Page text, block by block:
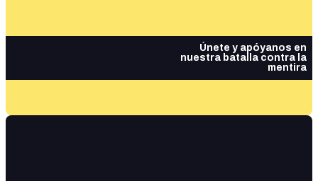
Únete y apóyanos en
nuestra batalla contra la
mentira